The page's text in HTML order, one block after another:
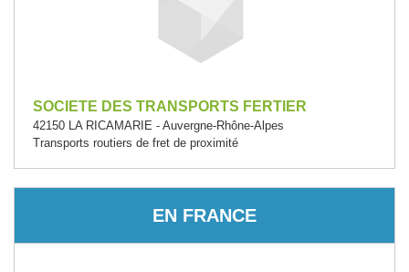
SOCIETE DES TRANSPORTS FERTIER
42150 LA RICAMARIE - Auvergne-Rhône-Alpes
Transports routiers de fret de proximité
EN FRANCE